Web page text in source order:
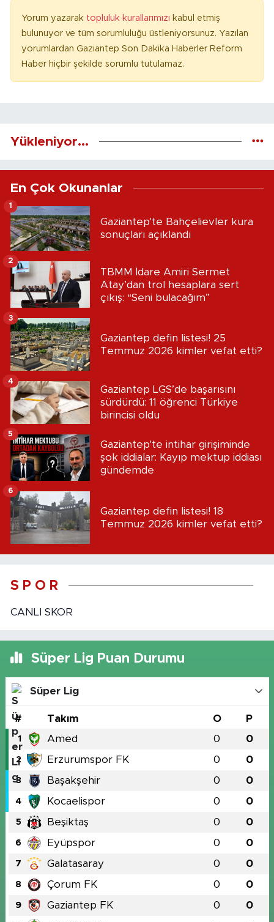
Yorum yazarak topluluk kurallarımızı kabul etmiş
bulunuyor ve tüm sorumluluğu üstleniyorsunuz. Yazılan
yorumlardan Gaziantep Son Dakika Haberler Reform
Haber hiçbir şekilde sorumlu tutulamaz.
Yükleniyor...
En Çok Okunanlar
Gaziantep'te Bahçelievler kura
sonuçları açıklandı
1
TBMM İdare Amiri Sermet
Atay’dan trol hesaplara sert
çıkış: “Seni bulacağım”
2
Gaziantep defin listesi! 25
Temmuz 2026 kimler vefat etti?
3
Gaziantep LGS’de başarısını
sürdürdü: 11 öğrenci Türkiye
birincisi oldu
4
Gaziantep'te intihar girişiminde
şok iddialar: Kayıp mektup iddiası
gündemde
5
Gaziantep defin listesi! 18
Temmuz 2026 kimler vefat etti?
6
S P O R
CANLI SKOR
Süper Lig Puan Durumu
Süper Lig
# Takım O P
1 Amed 0 0
2 Erzurumspor FK 0 0
3 Başakşehir 0 0
4 Kocaelispor 0 0
5 Beşiktaş 0 0
6 Eyüpspor 0 0
7 Galatasaray 0 0
8 Çorum FK 0 0
9 Gaziantep FK 0 0